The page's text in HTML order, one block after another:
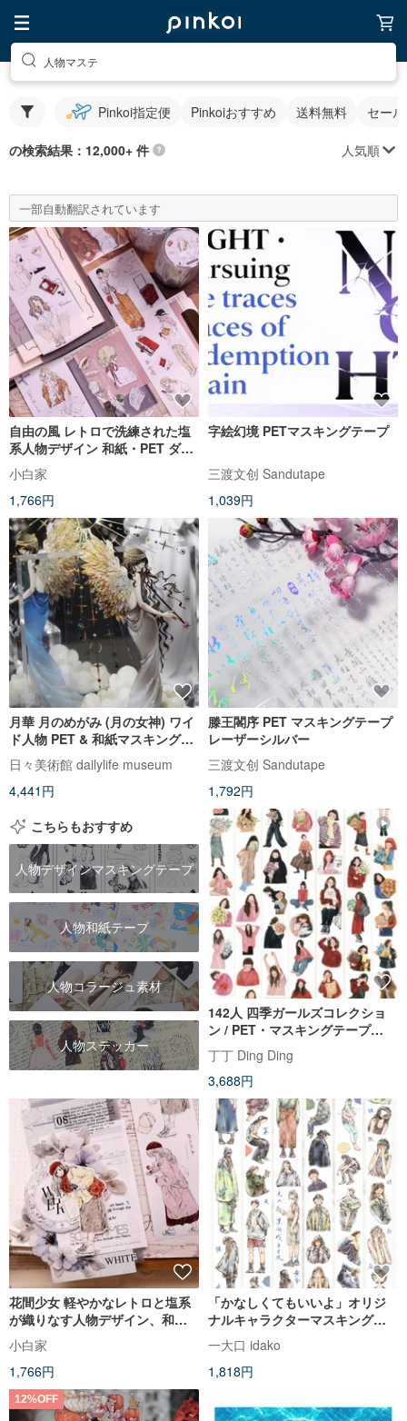
人物マステ
Pinkoi指定便 Pinkoiおすすめ 送料無料 セー
の検索結果：12,000+ 件 人気順
一部自動翻訳されています
自由の風 レトロで洗練された塩
系人物デザイン 和紙・PET ダイ
カット手帳デコレーションテー
プ
小白家
1,766円
字絵幻境 PETマスキングテープ
三渡文创 Sandutape
1,039円
月華 月のめがみ (月の女神) ワイ
ド人物 PET & 和紙マスキングテ
ープ シェル光沢 10m巻
日々美術館 dailylife museum
4,441円
滕王閣序 PET マスキングテープ
レーザーシルバー
三渡文创 Sandutape
1,792円
こちらもおすすめ
人物デザインマスキングテープ
人物和紙テープ
人物コラージュ素材
人物ステッカー
142人 四季ガールズコレクショ
ン / PET・マスキングテープ
10m巻
丁丁 Ding Ding
3,688円
花間少女 軽やかなレトロと塩系
が織りなす人物デザイン、和紙
PET 型抜き手帳用マスキングテ
ープ
小白家
1,766円
「かなしくてもいいよ」オリジ
ナルキャラクターマスキングテ
ープ 手帳用 和紙/PET 10m巻
一大口 idako
1,818円
12%OFF